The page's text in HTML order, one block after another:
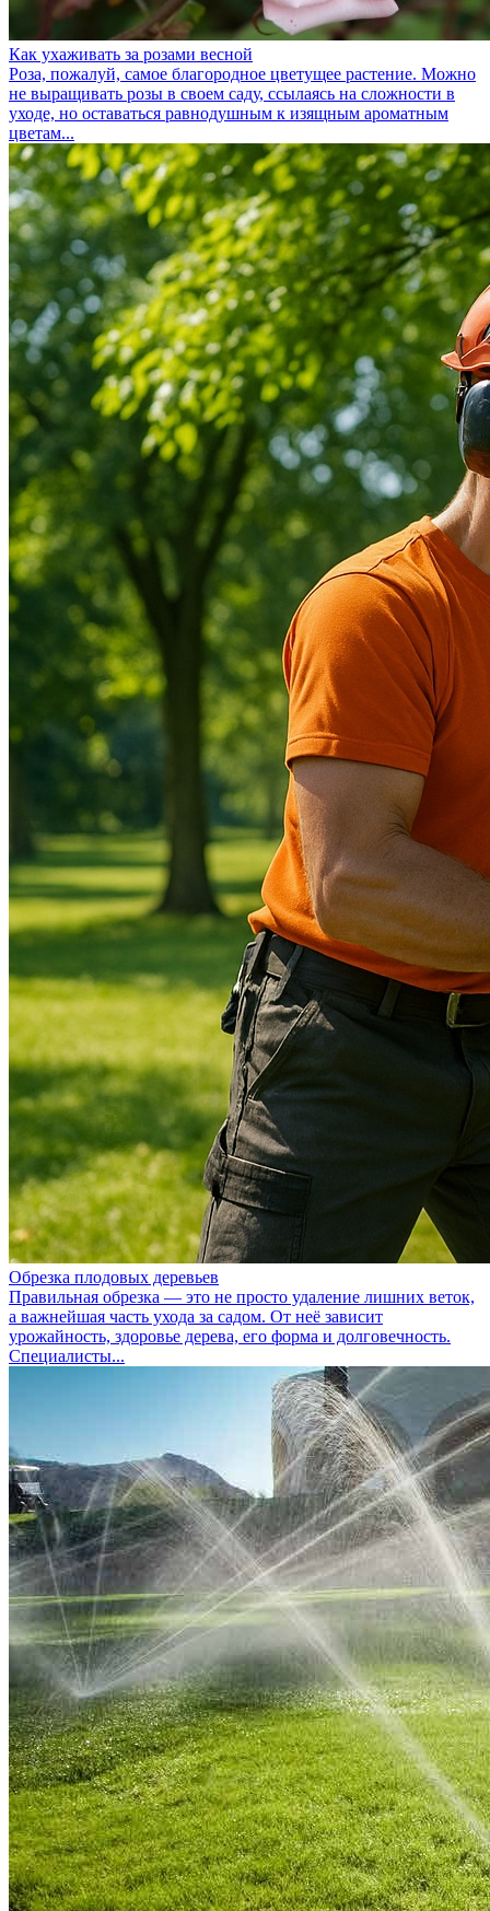
Как ухаживать за розами весной
Роза, пожалуй, самое благородное цветущее растение. Можно
не выращивать розы в своем саду, ссылаясь на сложности в
уходе, но оставаться равнодушным к изящным ароматным
цветам...
Обрезка плодовых деревьев
Правильная обрезка — это не просто удаление лишних веток,
а важнейшая часть ухода за садом. От неё зависит
урожайность, здоровье дерева, его форма и долговечность.
Специалисты...